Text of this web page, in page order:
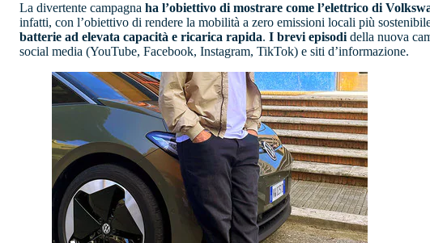
La divertente campagna ha l’obiettivo di mostrare come l’elettrico di
infatti, con l’obiettivo di rendere la mobilità a zero emissioni locali più
batterie ad elevata capacità e ricarica rapida. I brevi episodi della nuova
social media (YouTube, Facebook, Instagram, TikTok) e siti d’informazione.